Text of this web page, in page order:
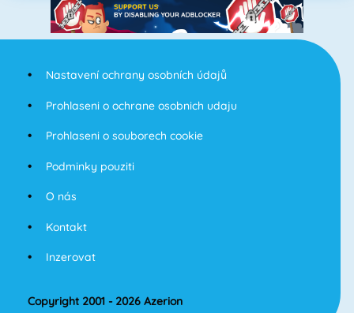
Nastavení ochrany osobních údajů
Prohlaseni o ochrane osobnich udaju
Prohlaseni o souborech cookie
Podminky pouziti
O nás
Kontakt
Inzerovat
Copyright 2001 - 2026 Azerion